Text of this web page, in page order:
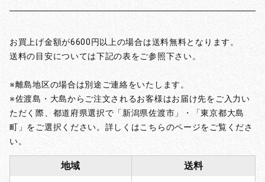
お買上げ金額が6600円以上の場合は送料無料となります。
送料の目安については下記の表をご参照下さい。
※離島地区の場合は別途ご連絡をいたします。
※佐渡島・大島からご注文されるお客様はお届け先をご入力い
ただく際、都道府県選択で「新潟県佐渡市」・「東京都大島
町」をご選択ください。詳しくはこちらのページをご覧くださ
い。
地域 送料